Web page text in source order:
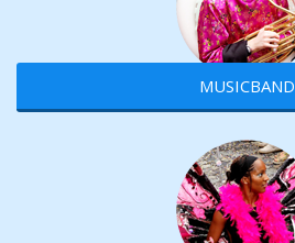
MUSICBAND